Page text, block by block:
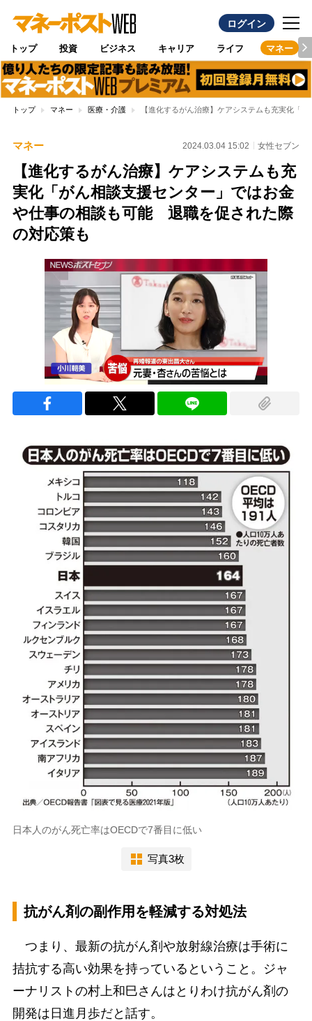
ログイン
トップ 投資 ビジネス キャリア ライフ マネー
トップ マネー 医療・介護 【進化するがん治療】ケアシステムも充実化「
マネー 2024.03.04 15:02 女性セブン
【進化するがん治療】ケアシステムも充
実化「がん相談支援センター」ではお金
や仕事の相談も可能 退職を促された際
の対応策も
日本人のがん死亡率はOECDで7番目に低い
写真3枚
抗がん剤の副作用を軽減する対処法
つまり、最新の抗がん剤や放射線治療は手術に
拮抗する高い効果を持っているということ。ジャ
ーナリストの村上和巳さんはとりわけ抗がん剤の
開発は日進月歩だと話す。